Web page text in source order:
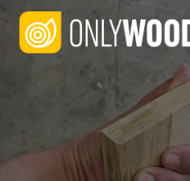
Zum
Inhalt
springen